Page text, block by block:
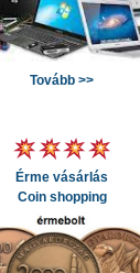
Tovább >>
Érme vásárlás
Coin shopping